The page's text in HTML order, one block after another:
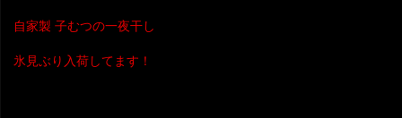
自家製 子むつの一夜干し
氷見ぶり入荷してます！